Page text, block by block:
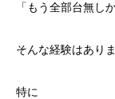
「もう全部台無し
そんな経験はあり
特に